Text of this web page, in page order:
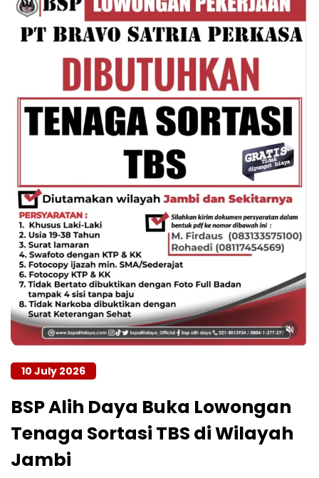
10 July 2026
BSP Alih Daya Buka Lowongan
Tenaga Sortasi TBS di Wilayah
Jambi